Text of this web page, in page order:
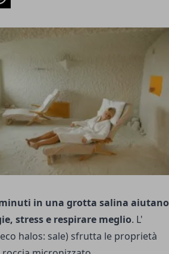
in una grotta salina
stress e respirare meglio. L'
halos: sale) sfrutta le proprietà